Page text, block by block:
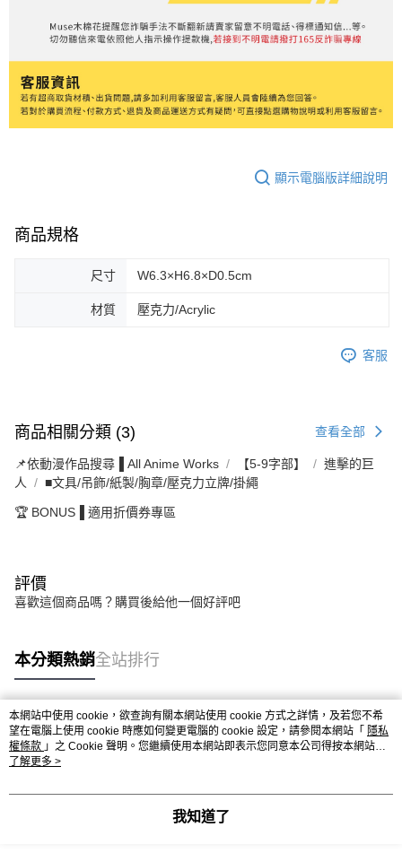
顯示電腦版詳細說明
商品規格
尺寸 W6.3×H6.8×D0.5cm
材質 壓克力/Acrylic
客服
商品相關分類 (3) 查看全部
📌依動漫作品搜尋▐ All Anime Works 【5-9字部】
進擊的巨
人
■文具/吊飾/紙製/胸章/壓克力立牌/掛繩
🏆 BONUS▐ 適用折價券專區
評價
喜歡這個商品嗎？購買後給他一個好評吧
本分類熱銷全站排行
熱門標籤
本網站中使用 cookie，欲查詢有關本網站使用 cookie 方式之詳情，及若您不希
望在電腦上使用 cookie 時應如何變更電腦的 cookie 設定，請參閱本網站「 隱私
權條款 」之 Cookie 聲明。您繼續使用本網站即表示您同意本公司得按本網站使
用條款之 Cookie 聲明使用 cookie。
了解更多 >
我知道了